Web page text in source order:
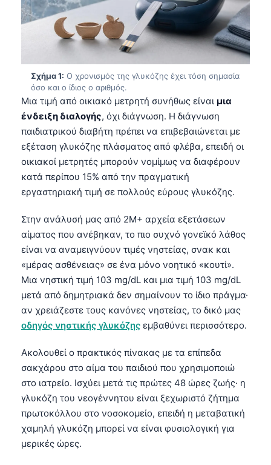
Σχήμα 1: Ο χρονισμός της γλυκόζης έχει τόση σημασία
όσο και ο ίδιος ο αριθμός.
Μια τιμή από οικιακό μετρητή συνήθως είναι μια
ένδειξη διαλογής, όχι διάγνωση. Η διάγνωση
παιδιατρικού διαβήτη πρέπει να επιβεβαιώνεται με
εξέταση γλυκόζης πλάσματος από φλέβα, επειδή οι
οικιακοί μετρητές μπορούν νομίμως να διαφέρουν
κατά περίπου 15% από την πραγματική
εργαστηριακή τιμή σε πολλούς εύρους γλυκόζης.
Στην ανάλυσή μας από 2M+ αρχεία εξετάσεων
αίματος που ανέβηκαν, το πιο συχνό γονεϊκό λάθος
είναι να αναμειγνύουν τιμές νηστείας, σνακ και
«μέρας ασθένειας» σε ένα μόνο νοητικό «κουτί».
Μια νηστική τιμή 103 mg/dL και μια τιμή 103 mg/dL
μετά από δημητριακά δεν σημαίνουν το ίδιο πράγμα·
αν χρειάζεστε τους κανόνες νηστείας, το δικό μας
οδηγός νηστικής γλυκόζης εμβαθύνει περισσότερο.
Ακολουθεί ο πρακτικός πίνακας με τα επίπεδα
σακχάρου στο αίμα του παιδιού που χρησιμοποιώ
στο ιατρείο. Ισχύει μετά τις πρώτες 48 ώρες ζωής· η
γλυκόζη του νεογέννητου είναι ξεχωριστό ζήτημα
πρωτοκόλλου στο νοσοκομείο, επειδή η μεταβατική
χαμηλή γλυκόζη μπορεί να είναι φυσιολογική για
μερικές ώρες.